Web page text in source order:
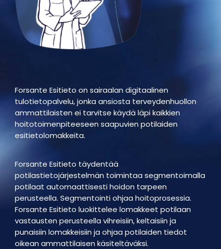
Forsante Esitieto on sairaalan digitaalinen
tulotietopalvelu, jonka ansiosta terveydenhuollon
ammattilaisten ei tarvitse käydä läpi kaikkien
hoitotoimenpiteeseen saapuvien potilaiden
esitietolomakkeita.
Forsante Esitieto täydentää
potilastietojärjestelmän toimintaa segmentoimalla
potilaat automaattisesti hoidon tarpeen
perusteella. Segmentointi ohjaa hoitoprosessia.
Forsante Esitieto luokittelee lomakkeet potilaan
vastausten perusteella vihreisiin, keltaisiin ja
punaisiin lomakkeisiin ja ohjaa potilaiden tiedot
oikean ammattilaisen käsiteltäväksi.